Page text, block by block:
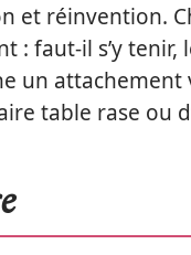
et réinvention.
: faut-il s’y tenir,
un attachement
table rase ou